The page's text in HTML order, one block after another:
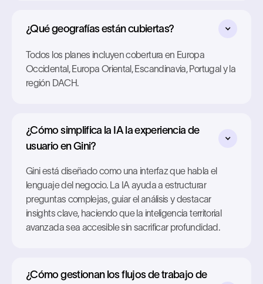
¿Qué geografías están cubiertas?
Todos los planes incluyen cobertura en Europa
Occidental, Europa Oriental, Escandinavia, Portugal y la
región DACH.
¿Cómo simplifica la IA la experiencia de
usuario en Gini?
Gini está diseñado como una interfaz que habla el
lenguaje del negocio. La IA ayuda a estructurar
preguntas complejas, guiar el análisis y destacar
insights clave, haciendo que la inteligencia territorial
avanzada sea accesible sin sacrificar profundidad.
¿Cómo gestionan los flujos de trabajo de